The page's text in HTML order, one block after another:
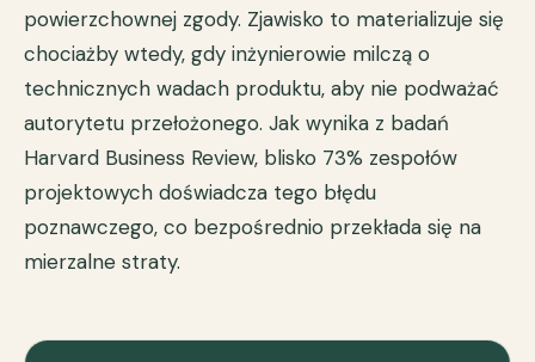
powierzchownej zgody. Zjawisko to materializuje się
chociażby wtedy, gdy inżynierowie milczą o
technicznych wadach produktu, aby nie podważać
autorytetu przełożonego. Jak wynika z badań
Harvard Business Review, blisko 73% zespołów
projektowych doświadcza tego błędu
poznawczego, co bezpośrednio przekłada się na
mierzalne straty.